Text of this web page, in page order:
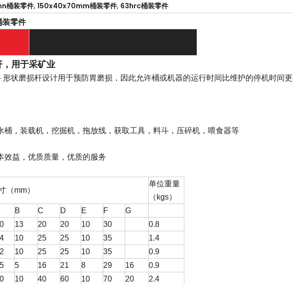
桶装零件, 150x40x70mm桶装零件, 63hrc桶装零件
装零件
用于采矿业
状磨损杆设计用于预防胃磨损，因此允许桶或机器的运行时间比维护的停机时间
桶，装载机，挖掘机，拖放线，获取工具，料斗，压碎机，喂食器等
效益，优质质量，优质的服务
（mm）
单位重量
（kgs）
B C D E F
G
13 20 20 10 30
0.8
10 25 25 10 35
1.4
10 25 25 10 35
0.9
5 16 21 8 29 16
0.9
10 40 60 10 70 20
2.4